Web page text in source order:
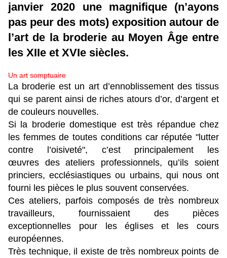
janvier 2020 une magnifique (n’ayons
pas peur des mots) exposition autour de
l’art de la broderie au Moyen Âge entre
les XIIe et XVIe siècles.
Un art somptuaire
La broderie est un art d’ennoblissement des tissus
qui se parent ainsi de riches atours d’or, d’argent et
de couleurs nouvelles.
Si la broderie domestique est très répandue chez
les femmes de toutes conditions car réputée "lutter
contre l’oisiveté", c’est principalement les
œuvres des ateliers professionnels, qu’ils soient
princiers, ecclésiastiques ou urbains, qui nous ont
fourni les pièces le plus souvent conservées.
Ces ateliers, parfois composés de très nombreux
travailleurs, fournissaient des pièces
exceptionnelles pour les églises et les cours
européennes.
Très technique, il existe de très nombreux points de